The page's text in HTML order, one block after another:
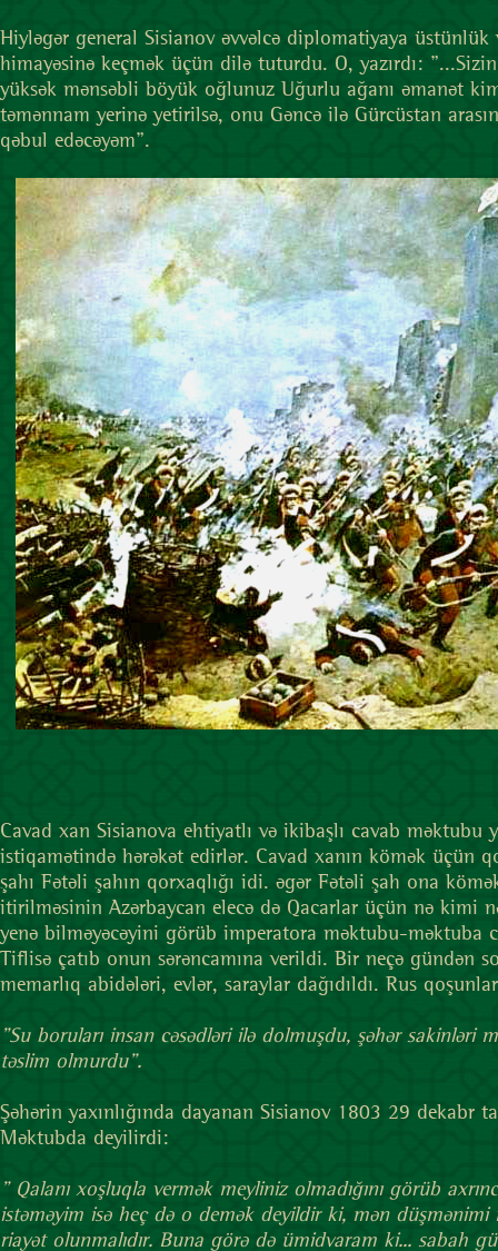
Hiyləgər general Sisianov əvvəlcə diplomatiyaya
himayəsinə keçmək üçün dilə tuturdu. O, yazırdı:
yüksək mənsəbli böyük oğlunuz Uğurlu ağanı əmanət
təmənnam yerinə yetirilsə, onu Gəncə ilə Gürcüstan
qəbul edəcəyəm".
Cavad xan Sisianova ehtiyatlı və ikibaşlı cavab
istiqamətində hərəkət edirlər. Cavad xanın kömək üçün
şahı Fətəli şahın qorxaqlığı idi. əgər Fətəli şah ona
itirilməsinin Azərbaycan elecə də Qacarlar üçün nə kimi
yenə bilməyəcəyini görüb imperatora məktubu-məktuba
Tiflisə çatıb onun sərəncamına verildi. Bir neçə gündən
memarlıq abidələri, evlər, saraylar dağıdıldı. Rus
"Su boruları insan cəsədləri ilə dolmuşdu, şəhər
təslim olmurdu".
Şəhərin yaxınlığında dayanan Sisianov 1803 29
Məktubda deyilirdi:
" Qalanı xoşluqla vermək meyliniz olmadığını görüb
istəməyim isə heç də o demək deyildir ki, mən düşmənimi
riayət olunmalıdır. Buna görə də ümidvaram ki... sabah